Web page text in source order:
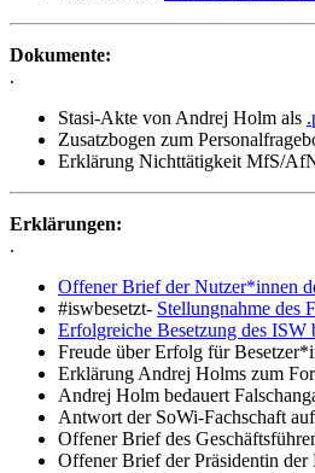
Dokumente:
.
Stasi-Akte von Andrej Holm als
Zusatzbogen zum
Erklärung Nichttätigkeit MfS/
Erklärungen:
.
Offener Brief der Nutzer*innen
#iswbesetzt- Stellungnahme des
Erfolgreiche Besetzung des ISW
Freude über Erfolg für
Erklärung Andrej Holms zum
Andrej Holm bedauert
Antwort der SoWi-Fachschaft
Offener Brief des
Offener Brief der Präsidentin der